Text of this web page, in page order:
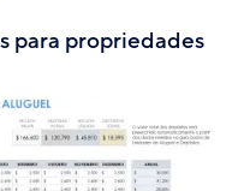
para propriedades